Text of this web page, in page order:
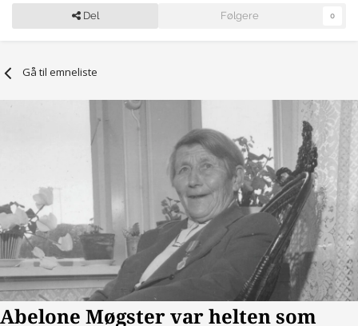
Del Følgere 0
Gå til emneliste